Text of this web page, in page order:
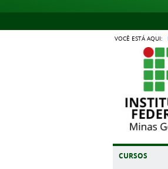
VOCÊ ESTÁ AQUI:
CURSOS